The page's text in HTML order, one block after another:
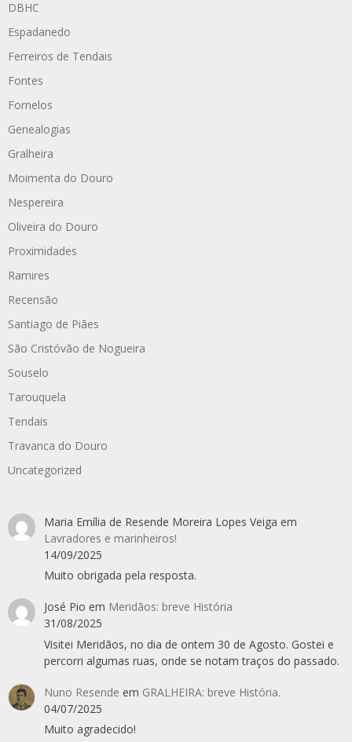
DBHC
Espadanedo
Ferreiros de Tendais
Fontes
Fornelos
Genealogias
Gralheira
Moimenta do Douro
Nespereira
Oliveira do Douro
Proximidades
Ramires
Recensão
Santiago de Piães
São Cristóvão de Nogueira
Souselo
Tarouquela
Tendais
Travanca do Douro
Uncategorized
Maria Emília de Resende Moreira Lopes Veiga em
Lavradores e marinheiros!
14/09/2025
Muito obrigada pela resposta.
José Pio em Meridãos: breve História
31/08/2025
Visitei Meridãos, no dia de ontem 30 de Agosto. Gostei e
percorri algumas ruas, onde se notam traços do passado.
Nuno Resende em GRALHEIRA: breve História.
04/07/2025
Muito agradecido!